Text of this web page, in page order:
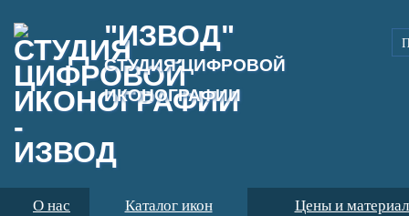
"ИЗВОД"
СТУДИЯ ЦИФРОВОЙ
ИКОНОГРАФИИ
О нас Каталог икон Цены и